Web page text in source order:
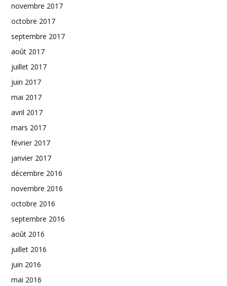
novembre 2017
octobre 2017
septembre 2017
août 2017
juillet 2017
juin 2017
mai 2017
avril 2017
mars 2017
février 2017
janvier 2017
décembre 2016
novembre 2016
octobre 2016
septembre 2016
août 2016
juillet 2016
juin 2016
mai 2016